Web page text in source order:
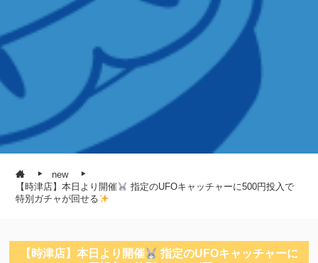
new
【時津店】本日より開催
指定のUFOキャッチャーに500円投入で
特別ガチャが回せる
【時津店】本日より開催
指定のUFOキャッチャーに